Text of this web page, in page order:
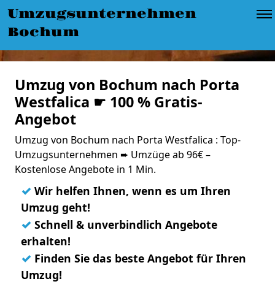
Umzugsunternehmen
Bochum
Umzug von Bochum nach Porta
Westfalica ☛ 100 % Gratis-
Angebot
Umzug von Bochum nach Porta Westfalica : Top-
Umzugsunternehmen ➨ Umzüge ab 96€ –
Kostenlose Angebote in 1 Min.
✓ Wir helfen Ihnen, wenn es um Ihren
Umzug geht!
✓ Schnell & unverbindlich Angebote
erhalten!
✓ Finden Sie das beste Angebot für Ihren
Umzug!